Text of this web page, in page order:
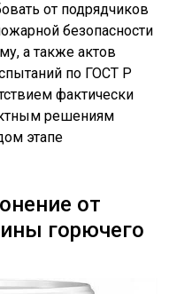
от подрядчиков
безопасности
а также актов
по ГОСТ Р
фактически
решениям
этапе
от
горючего